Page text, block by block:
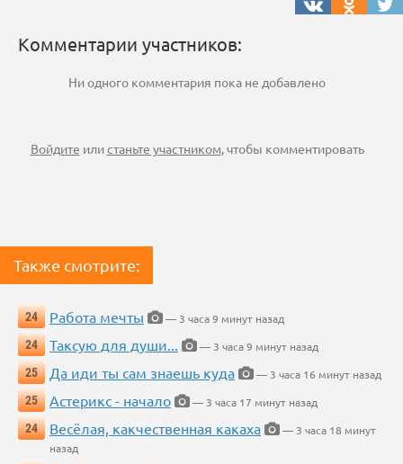
Комментарии участников:
Ни одного комментария пока не добавлено
Войдите илистаньте участником, чтобы комментировать
Также смотрите:
24 Работа мечты
— 3 часа 9 минут назад
24
Таксую для души...
— 3 часа 9 минут назад
25
Да иди ты сам знаешь куда
— 3 часа 16 минут назад
25
Астерикс - начало
— 3 часа 17 минут назад
24
Весёлая, какчественная какаха
— 3 часа 18 минут
назад